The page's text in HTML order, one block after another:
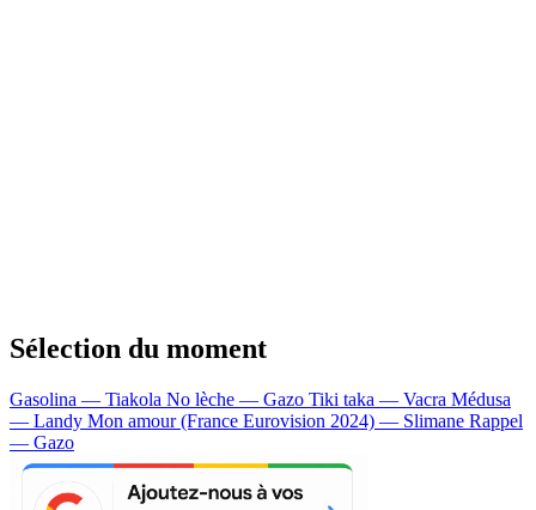
Sélection du moment
Gasolina — Tiakola No lèche — Gazo Tiki taka — Vacra Médusa
— Landy Mon amour (France Eurovision 2024) — Slimane Rappel
— Gazo